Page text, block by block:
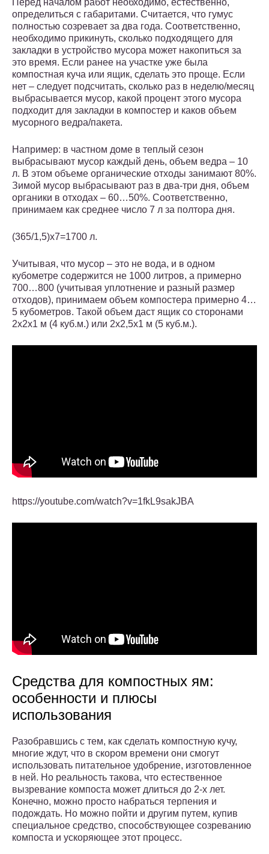
Перед началом работ необходимо, естественно,
определиться с габаритами. Считается, что гумус
полностью созревает за два года. Соответственно,
необходимо прикинуть, сколько подходящего для
закладки в устройство мусора может накопиться за
это время. Если ранее на участке уже была
компостная куча или ящик, сделать это проще. Если
нет – следует подсчитать, сколько раз в неделю/месяц
выбрасывается мусор, какой процент этого мусора
подходит для закладки в компостер и каков объем
мусорного ведра/пакета.
Например: в частном доме в теплый сезон
выбрасывают мусор каждый день, объем ведра – 10
л. В этом объеме органические отходы занимают 80%.
Зимой мусор выбрасывают раз в два-три дня, объем
органики в отходах – 60…50%. Соответственно,
принимаем как среднее число 7 л за полтора дня.
(365/1,5)х7=1700 л.
Учитывая, что мусор – это не вода, и в одном
кубометре содержится не 1000 литров, а примерно
700…800 (учитывая уплотнение и разный размер
отходов), принимаем объем компостера примерно 4…
5 кубометров. Такой объем даст ящик со сторонами
2х2х1 м (4 куб.м.) или 2х2,5х1 м (5 куб.м.).
https://youtube.com/watch?v=1fkL9sakJBA
Средства для компостных ям:
особенности и плюсы
использования
Разобравшись с тем, как сделать компостную кучу,
многие ждут, что в скором времени они смогут
использовать питательное удобрение, изготовленное
в ней. Но реальность такова, что естественное
вызревание компоста может длиться до 2-х лет.
Конечно, можно просто набраться терпения и
подождать. Но можно пойти и другим путем, купив
специальное средство, способствующее созреванию
компоста и ускоряющее этот процесс.